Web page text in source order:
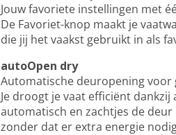
Jouw favoriete instellingen met
De Favoriet-knop maakt je
die jij het vaakst gebruikt in als
autoOpen dry
Automatische deuropening
Je droogt je vaat efficiënt
automatisch en zachtjes de
zonder dat er extra energie